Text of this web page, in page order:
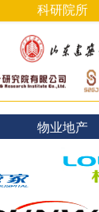
科研院所
物业地产